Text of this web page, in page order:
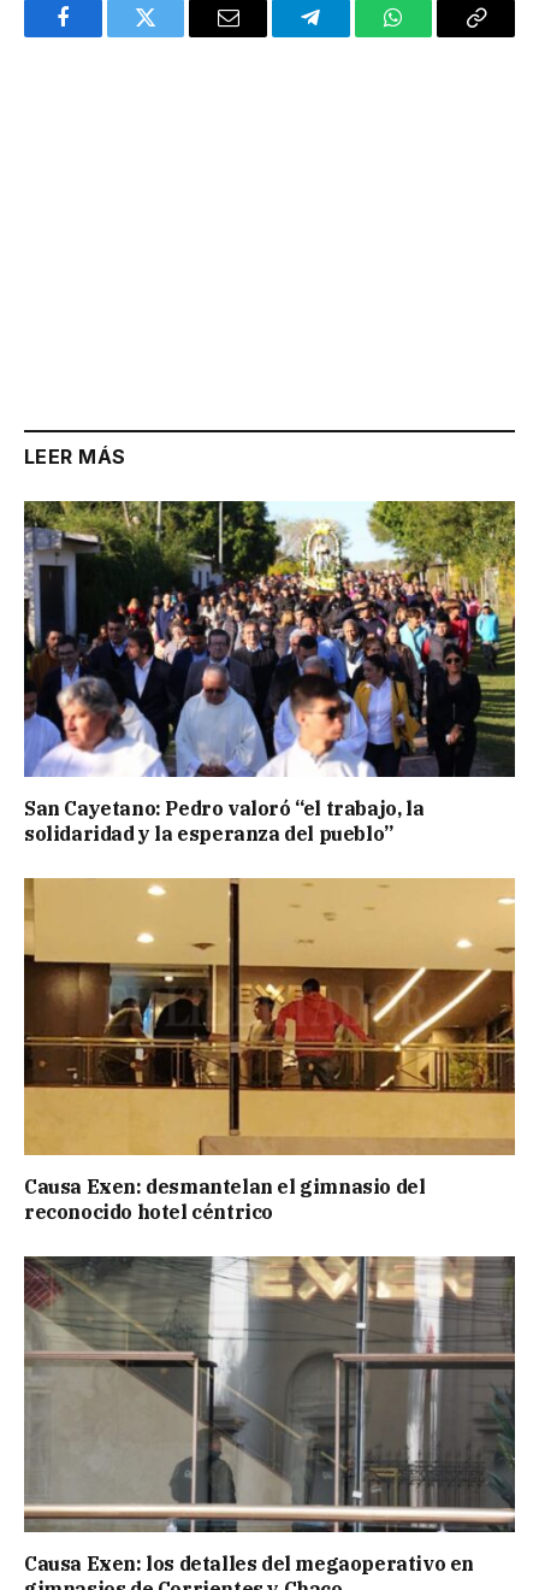
FacebookTwitter Email TelegramWhatsAppCopy
LEER MÁS
San Cayetano: Pedro valoró “el trabajo, la
solidaridad y la esperanza del pueblo”
Causa Exen: desmantelan el gimnasio del
reconocido hotel céntrico
Causa Exen: los detalles del megaoperativo en